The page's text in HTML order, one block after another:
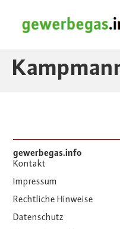
gewerbegas.info
Kontakt
Impressum
Rechtliche Hinweise
Datenschutz